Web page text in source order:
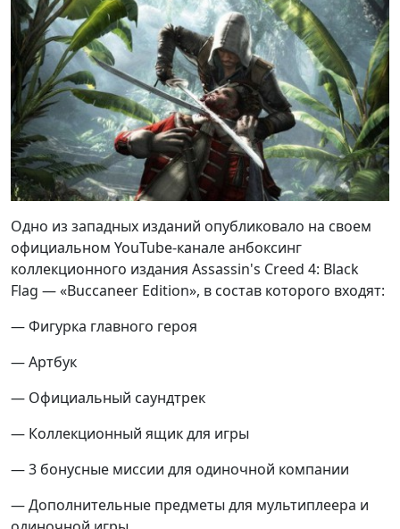
Одно из западных изданий опубликовало на своем
официальном YouTube-канале анбоксинг
коллекционного издания Assassin's Creed 4: Black
Flag — «Buccaneer Edition», в состав которого входят:
— Фигурка главного героя
— Артбук
— Официальный саундтрек
— Коллекционный ящик для игры
— 3 бонусные миссии для одиночной компании
— Дополнительные предметы для мультиплеера и